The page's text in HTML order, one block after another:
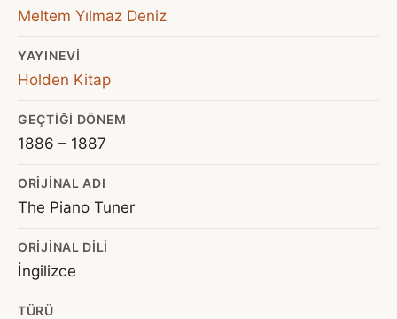
Meltem Yılmaz Deniz
YAYINEVI
Holden Kitap
GEÇTIĞI DÖNEM
1886 – 1887
ORIJINAL ADI
The Piano Tuner
ORIJINAL DILI
İngilizce
TÜRÜ